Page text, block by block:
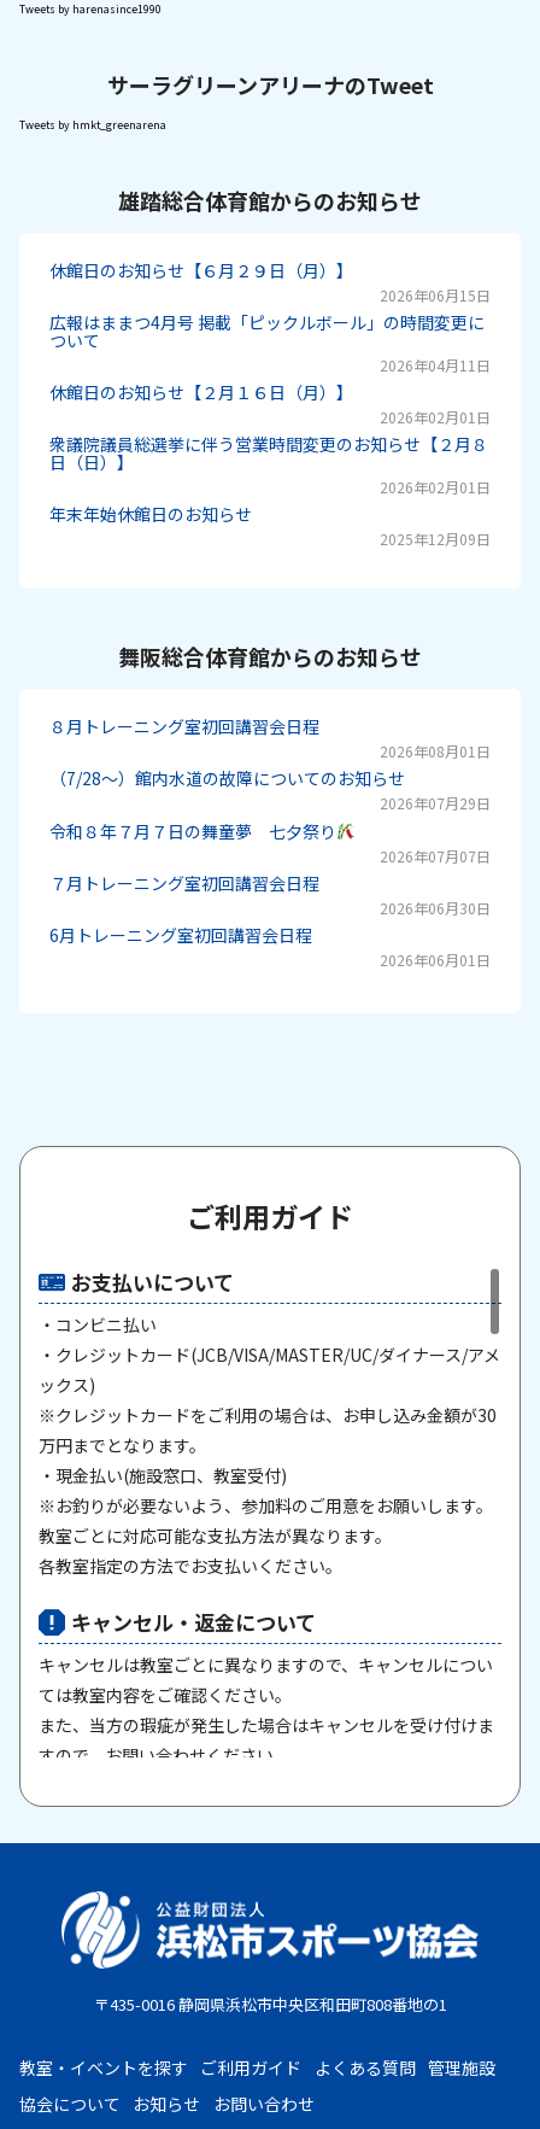
Tweets by harenasince1990
サーラグリーンアリーナのTweet
Tweets by hmkt_greenarena
雄踏総合体育館からのお知らせ
休館日のお知らせ【６月２９日（月）】
2026年06月15日
広報はままつ4月号 掲載「ピックルボール」の時間変更に
ついて
2026年04月11日
休館日のお知らせ【２月１６日（月）】
2026年02月01日
衆議院議員総選挙に伴う営業時間変更のお知らせ【２月８
日（日）】
2026年02月01日
年末年始休館日のお知らせ
2025年12月09日
舞阪総合体育館からのお知らせ
８月トレーニング室初回講習会日程
2026年08月01日
（7/28～）館内水道の故障についてのお知らせ
2026年07月29日
令和８年７月７日の舞童夢 七夕祭り
2026年07月07日
７月トレーニング室初回講習会日程
2026年06月30日
6月トレーニング室初回講習会日程
2026年06月01日
ご利用ガイド
お支払いについて
・コンビニ払い
・クレジットカード(JCB/VISA/MASTER/UC/ダイナース/アメ
ックス)
※クレジットカードをご利用の場合は、お申し込み金額が30
万円までとなります。
・現金払い(施設窓口、教室受付)
※お釣りが必要ないよう、参加料のご用意をお願いします。
教室ごとに対応可能な支払方法が異なります。
各教室指定の方法でお支払いください。
キャンセル・返金について
キャンセルは教室ごとに異なりますので、キャンセルについ
ては教室内容をご確認ください。
また、当方の瑕疵が発生した場合はキャンセルを受け付けま
すので、お問い合わせください。
原則として、一旦納入された参加料・受講料は返金いたしま
せん。また、欠席等による参加料の返金は原則としていたし
限が出された場合は、担当者までご相談ください。
お支払期限
・コンビニ払い：お申し込み後、7日以内にお申し込み時に
・クレジットカード：お申し込み後、30日以内に課金となり
ます。
〒435-0016 静岡県浜松市中央区和田町808番地の1
教室・イベントを探す ご利用ガイド よくある質問 管理施設
協会について
お知らせ
お問い合わせ